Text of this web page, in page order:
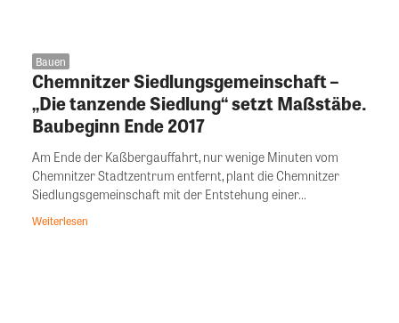
Bauen
Chemnitzer Siedlungsgemeinschaft –
„Die tanzende Siedlung“ setzt Maßstäbe.
Baubeginn Ende 2017
Am Ende der Kaßbergauffahrt, nur wenige Minuten vom
Chemnitzer Stadtzentrum entfernt, plant die Chemnitzer
Siedlungsgemeinschaft mit der Entstehung einer...
Weiterlesen